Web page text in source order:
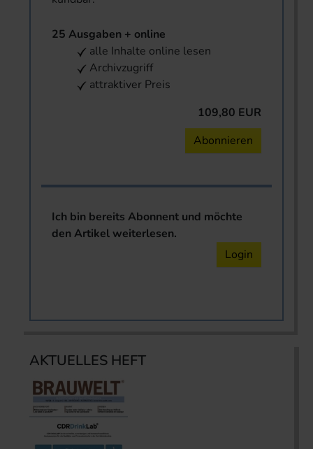
25 Ausgaben + online
alle Inhalte online lesen
Archivzugriff
attraktiver Preis
109,80 EUR
Abonnieren
Ich bin bereits Abonnent und möchte
den Artikel weiterlesen.
Login
AKTUELLES HEFT